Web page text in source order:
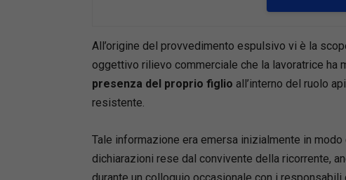
“immediato”
l’introduzione
pone, però,
domanda
prov-
Il testo
All’origine del provvedimento espulsivo vi è la
oggettivo rilievo commerciale che la lavoratrice ha
presenza del proprio figlio all’interno del ruolo
resistente.
Tale informazione era emersa inizialmente in
dichiarazioni rese dal convivente della ricorrente,
durante un colloquio occasionale con i